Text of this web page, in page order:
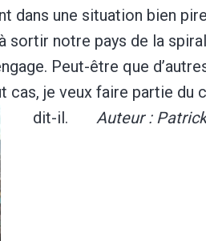
dans une situation bien
sortir notre pays de la
Peut-être que
je veux faire partie du
dit-il. Auteur : Patrick